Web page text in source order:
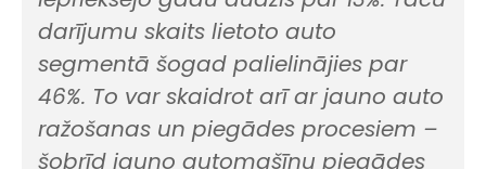
darījumu skaits lietoto auto
segmentā šogad palielinājies par
46%. To var skaidrot arī ar jauno auto
ražošanas un piegādes procesiem –
šobrīd jauno automašīnu piegādes